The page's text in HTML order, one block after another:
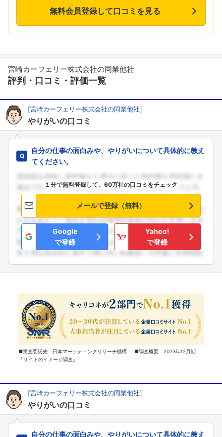
無料会員登録して口コミを見る
宮崎カーフェリー株式会社の同業他社
評判・口コミ・評価一覧
[宮崎カーフェリー株式会社の同業他社]
やりがいの口コミ
自分の仕事の面白みや、やりがいについて具体的に教え
てください。
１分で無料登録して、60万社の口コミをチェック
メールで登録（無料）
Google
で登録
Yahoo!
で登録
■実査委託先：日本マーケティングリサーチ機構 ■調査概要：2023年12月期
「サイトのイメージ調査」
[宮崎カーフェリー株式会社の同業他社]
やりがいの口コミ
自分の仕事の面白みや、やりがいについて具体的に教え